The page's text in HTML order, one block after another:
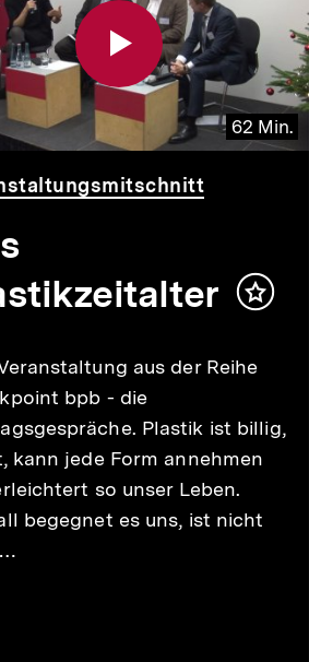
62 Min.
Inhalt
aus der Reihe
bpb - die
Plastik ist billig,
kann jede Form annehmen
so unser Leben.
begegnet es uns, ist nicht